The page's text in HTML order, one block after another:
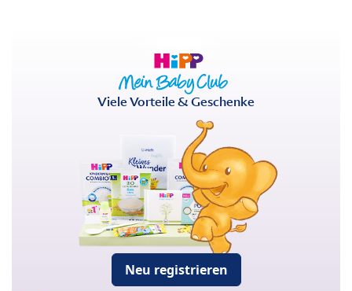
Viele Vorteile & Geschenke
Neu registrieren